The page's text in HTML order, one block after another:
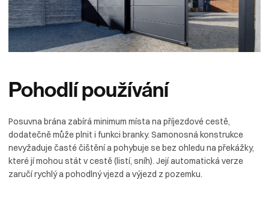
Pohodlípoužívání
Posuvna brána zabírá minimum místa na příjezdové cestě,
dodatečně může plnit i funkci branky. Samonosná konstrukce
nevyžaduje časté čištění a pohybuje se bez ohledu na překážky,
které jí mohou stát v cestě (listí, sníh). Její automatická verze
zaručí rychlý a pohodlný vjezd a výjezd z pozemku.